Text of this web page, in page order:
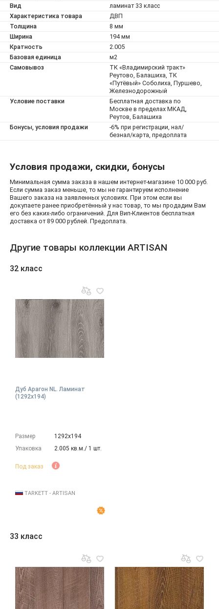
Вид
ламинат 33 класс
Характеристика товара
ДВП
Толщина
8 мм
Ширина
194 мм
Кратность
2.005
Базовая единица
м2
Самовывоз
ТК «Владимирский тракт»
Реутово, Балашиха, ТК
«Путёвый» Соболиха, Пуршево,
Железнодорожный
Условие поставки
Бесплатная доставка по
Москве в пределах МКАД,
Реутов, Балашиха
Бонусы, условия продажи
-6% при регистрации, нал/
безнал/карта, предоплата
Условия продажи, скидки, бонусы
Минимальная сумма заказа в нашем интернет-магазине 10 000 руб.
Если сумма заказ меньше, то мы не гарантируем исполнение
Вашего заказа на заявленных условиях. При этом если вы
докупаете ранее приобретённый у нас товар, то мы продадим Вам
его без каких-либо ограничений. Для Вип-Клиентов бесплатная
доставка от 89 000 рублей. Предоплата.
Другие товары коллекции ARTISAN
32 класс
Дуб Арагон NL. Ламинат
(1292х194)
Размер
1292х194
Упаковка
2.005 кв.м./ 1 шт.
Под заказ
TARKETT - ARTISAN
33 класс